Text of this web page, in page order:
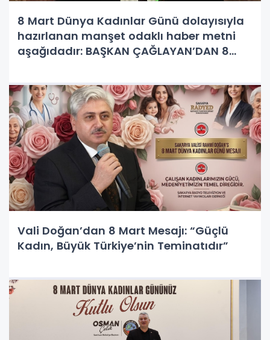
8 Mart Dünya Kadınlar Günü dolayısıyla
hazırlanan manşet odaklı haber metni
aşağıdadır: BAŞKAN ÇAĞLAYAN’DAN 8
Vali Doğan’dan 8 Mart Mesajı: “Güçlü
Kadın, Büyük Türkiye’nin Teminatıdır”